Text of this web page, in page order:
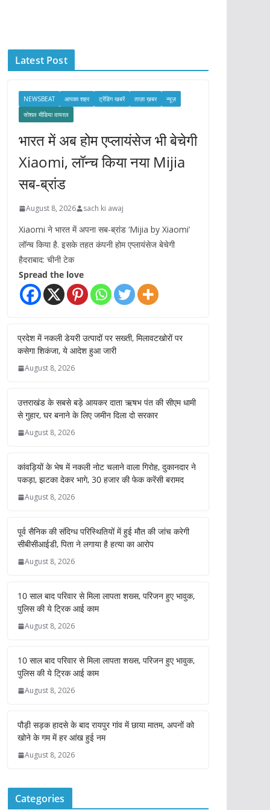
e
Latest Post
NEWSBEAT आपका शहर ट्रेंडिंग खबरें ताज़ा ख़बर
न्यूज़
सोशल मीडिया वायरल
भारत में अब होम एप्लायंसेज भी बेचेगी
Xiaomi, लॉन्च किया नया Mijia
सब-ब्रांड
August 8, 2026 sach ki awaj
Xiaomi ने भारत में अपना सब-ब्रांड ‘Mijia by Xiaomi’
लॉन्च किया है. इसके तहत कंपनी होम एप्लायंसेज बेचेगी
हैदराबाद: चीनी टेक
Spread the love
प्रदेश में नकली डेयरी उत्पादों पर सख्ती, मिलावटखोरों पर
कसेगा शिकंजा, ये आदेश हुआ जारी
August 8, 2026
उत्तराखंड के सबसे बड़े आयकर दाता ऋषभ पंत की सीएम धामी
से गुहार, घर बनाने के लिए जमीन दिला दो सरकार
August 8, 2026
कांवड़ियों के भेष में नकली नोट चलाने वाला गिरोह, दुकानदार ने
पकड़ा, झटका देकर भागे, 30 हजार की फेक करेंसी बरामद
August 8, 2026
पूर्व सैनिक की संदिग्ध परिस्थितियों में हुई मौत की जांच करेगी
सीबीसीआईडी, पिता ने लगाया है हत्या का आरोप
August 8, 2026
10 साल बाद परिवार से मिला लापता शख्स, परिजन हुए भावुक,
पुलिस की ये ट्रिक आई काम
August 8, 2026
10 साल बाद परिवार से मिला लापता शख्स, परिजन हुए भावुक,
पुलिस की ये ट्रिक आई काम
August 8, 2026
पौड़ी सड़क हादसे के बाद रायपुर गांव में छाया मातम, अपनों को
खोने के गम में हर आंख हुई नम
August 8, 2026
Categories